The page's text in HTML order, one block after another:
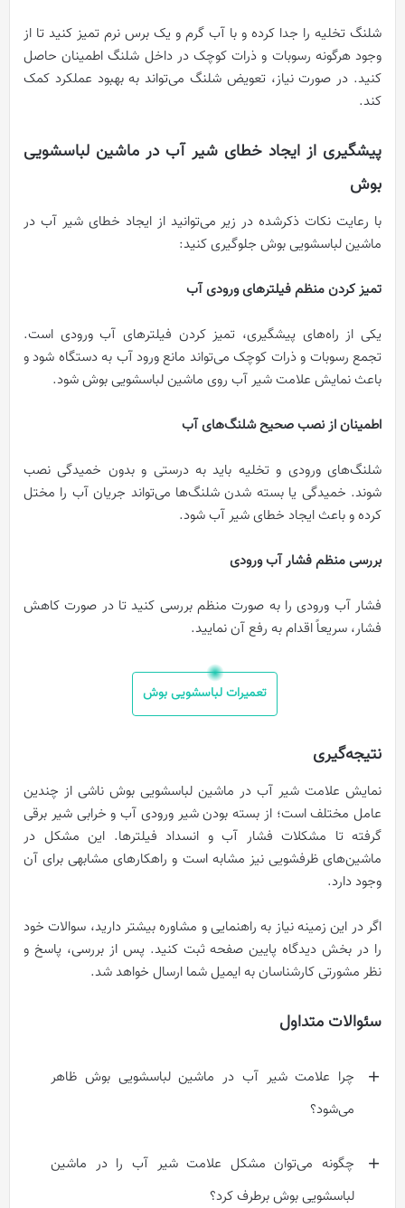
شلنگ تخلیه را جدا کرده و با آب گرم و یک برس نرم تمیز کنید تا از
وجود هرگونه رسوبات و ذرات کوچک در داخل شلنگ اطمینان حاصل
کنید. در صورت نیاز، تعویض شلنگ می‌تواند به بهبود عملکرد کمک
کند.
پیشگیری از ایجاد خطای شیر آب در ماشین لباسشویی
بوش
با رعایت نکات ذکرشده در زیر می‌توانید از ایجاد خطای شیر آب در
ماشین لباسشویی بوش جلوگیری کنید:
تمیز کردن منظم فیلترهای ورودی آب
یکی از راه‌های پیشگیری، تمیز کردن فیلترهای آب ورودی است.
تجمع رسوبات و ذرات کوچک می‌تواند مانع ورود آب به دستگاه شود و
باعث نمایش علامت شیر آب روی ماشین لباسشویی بوش شود.
اطمینان از نصب صحیح شلنگ‌های آب
شلنگ‌های ورودی و تخلیه باید به درستی و بدون خمیدگی نصب
شوند. خمیدگی یا بسته شدن شلنگ‌ها می‌تواند جریان آب را مختل
کرده و باعث ایجاد خطای شیر آب شود.
بررسی منظم فشار آب ورودی
فشار آب ورودی را به صورت منظم بررسی کنید تا در صورت کاهش
فشار، سریعاً اقدام به رفع آن نمایید.
تعمیرات لباسشویی بوش
نتیجه‌گیری
نمایش علامت شیر آب در ماشین لباسشویی بوش ناشی از چندین
عامل مختلف است؛ از بسته بودن شیر ورودی آب و خرابی شیر برقی
گرفته تا مشکلات فشار آب و انسداد فیلترها. این مشکل در
ماشین‌های ظرفشویی نیز مشابه است و راهکارهای مشابهی برای آن
وجود دارد.
اگر در این زمینه نیاز به راهنمایی و مشاوره بیشتر دارید، سوالات خود
را در بخش دیدگاه پایین صفحه ثبت کنید. پس از بررسی، پاسخ و
نظر مشورتی کارشناسان به ایمیل شما ارسال خواهد شد.
سئوالات متداول
چرا علامت شیر آب در ماشین لباسشویی بوش ظاهر
می‌شود؟
چگونه می‌توان مشکل علامت شیر آب را در ماشین
لباسشویی بوش برطرف کرد؟